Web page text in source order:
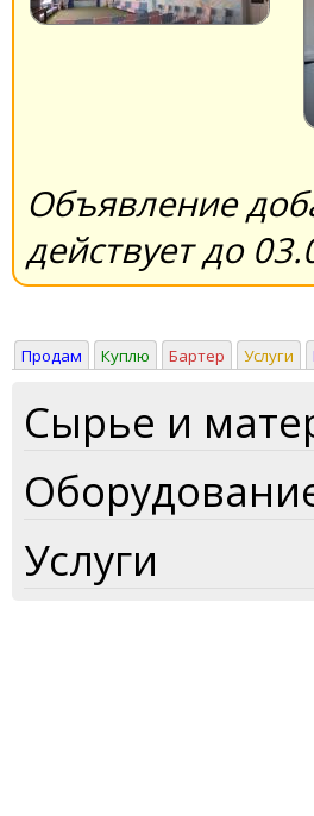
Объявление
действует до
Продам Куплю Бартер Услуги
Сырье и
Услуги